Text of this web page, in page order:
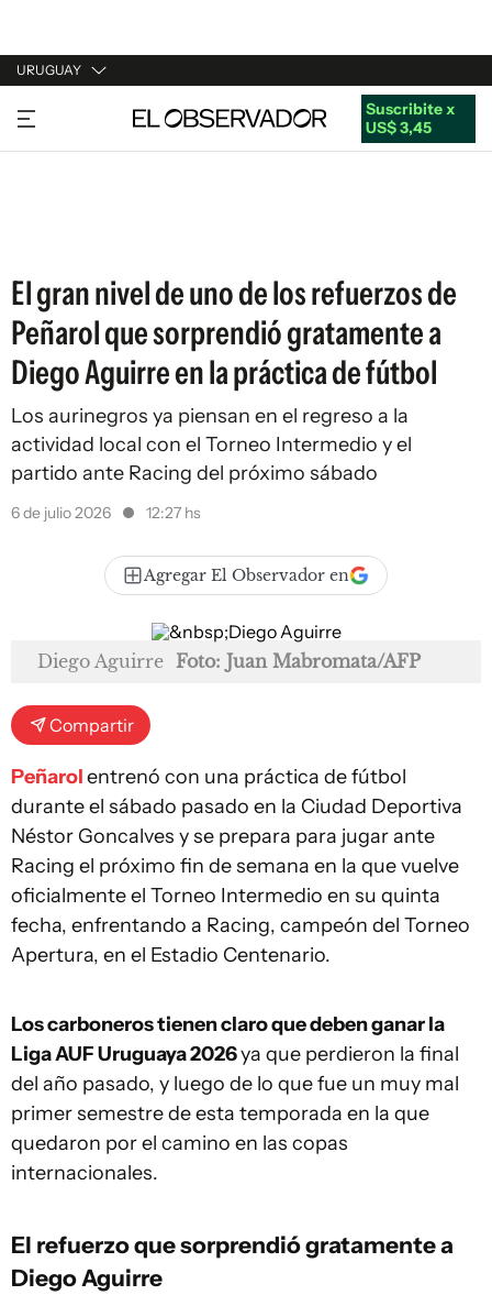
URUGUAY
URUGUAY
ARGENTINA
Suscribite x
US$ 3,45
El gran nivel de uno de los refuerzos de
Peñarol que sorprendió gratamente a
Diego Aguirre en la práctica de fútbol
Los aurinegros ya piensan en el regreso a la
actividad local con el Torneo Intermedio y el
partido ante Racing del próximo sábado
6 de julio 2026 12:27 hs
Agregar El Observador en
Diego Aguirre Foto: Juan Mabromata/AFP
Compartir
Peñarolentrenó con una práctica de fútbol
durante el sábado pasado en la Ciudad Deportiva
Néstor Goncalves y se prepara para jugar ante
Racing el próximo fin de semana en la que vuelve
oficialmente el Torneo Intermedio en su quinta
fecha, enfrentando a Racing, campeón del Torneo
Apertura, en el Estadio Centenario.
Los carboneros tienen claro que deben ganar la
Liga AUF Uruguaya 2026ya que perdieron la final
del año pasado, y luego de lo que fue un muy mal
primer semestre de esta temporada en la que
quedaron por el camino en las copas
internacionales.
El refuerzo que sorprendió gratamente a
Diego Aguirre